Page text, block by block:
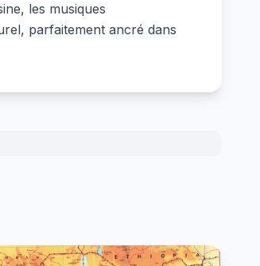
les musiques
parfaitement ancré dans